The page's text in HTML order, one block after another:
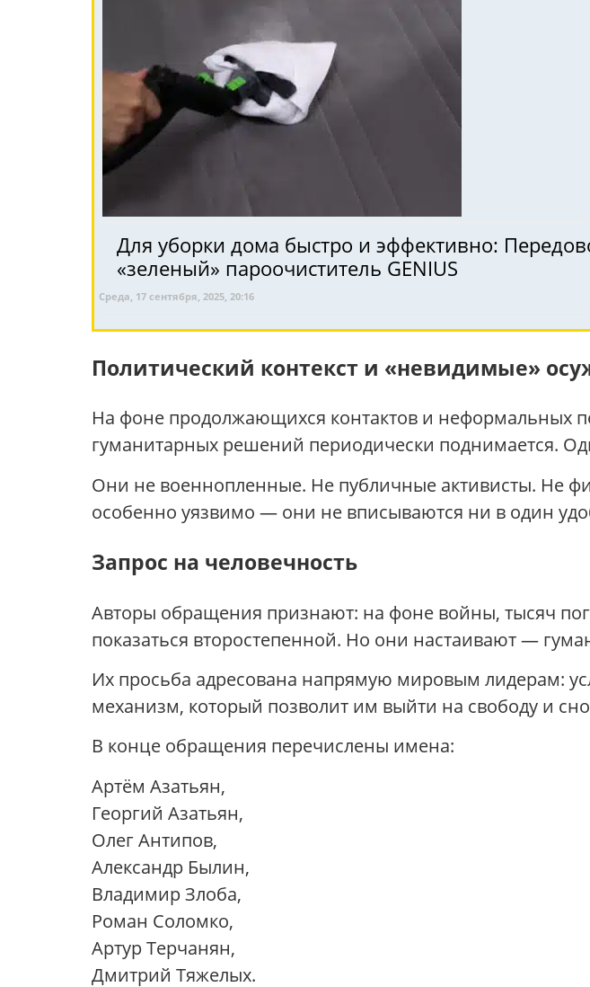
Для уборки дома быстро и эффективно:
«зеленый» пароочиститель GENIUS
Среда, 17 сентября, 2025, 20:16
Политический контекст и «невидимые»
На фоне продолжающихся контактов и неформальных
гуманитарных решений периодически поднимается.
Они не военнопленные. Не публичные активисты. Не
особенно уязвимо — они не вписываются ни в один
Запрос на человечность
Авторы обращения признают: на фоне войны, тысяч
показаться второстепенной. Но они настаивают —
Их просьба адресована напрямую мировым лидерам:
механизм, который позволит им выйти на свободу и
В конце обращения перечислены имена:
Артём Азатьян,
Георгий Азатьян,
Олег Антипов,
Александр Былин,
Владимир Злоба,
Роман Соломко,
Артур Терчанян,
Дмитрий Тяжелых.